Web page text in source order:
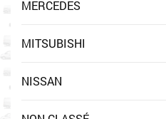
MERCEDES
MITSUBISHI
NISSAN